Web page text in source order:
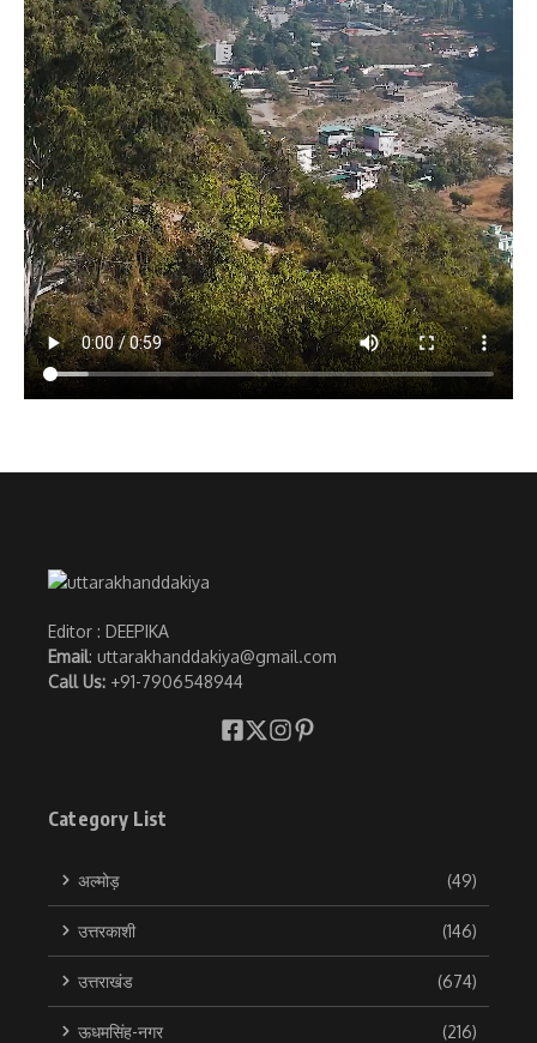
Editor : DEEPIKA
Email: uttarakhanddakiya@gmail.com
Call Us: +91-7906548944
Category List
अल्मोड़ (49)
उत्तरकाशी (146)
उत्तराखंड (674)
ऊधमसिंह-नगर (216)